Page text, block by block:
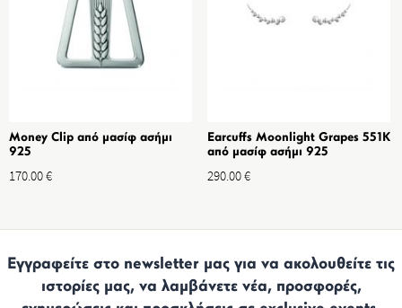
Money Clip από μασίφ ασήμι
925
170.00€
Earcuffs Moonlight Grapes 551K
από μασίφ ασήμι 925
290.00€
Εγγραφείτε στο newsletter μας για να ακολουθείτε τις
ιστορίες μας, να λαμβάνετε νέα, προσφορές,